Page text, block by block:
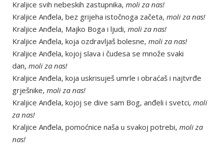
Kraljice svih nebeskih zastupnika, moli za nas!
Kraljice Anđela, bez grijeha istočnoga začeta, moli za nas!
Kraljice Anđela, Majko Boga i ljudi, moli za nas!
Kraljice Anđela, koja ozdravljaš bolesne, moli za nas!
Kraljice Anđela, kojoj slava i čudesa se množe svaki
dan, moli za nas!
Kraljice Anđela, koja uskrisuješ umrle i obraćaš i najtvrđe
grješnike, moli za nas!
Kraljice Anđela, kojoj se dive sam Bog, anđeli i svetci, moli
za nas!
Kraljice Anđela, pomoćnice naša u svakoj potrebi, moli za
nas!